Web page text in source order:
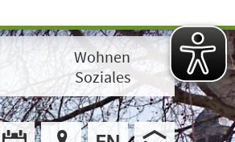
Wohnen
Soziales